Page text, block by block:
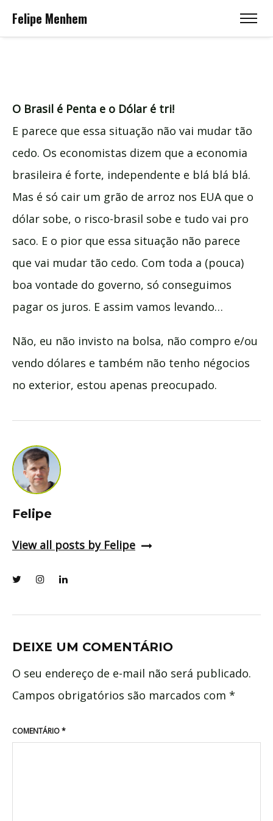
Felipe Menhem
O Brasil é Penta e o Dólar é tri!
E parece que essa situação não vai mudar tão
cedo. Os economistas dizem que a economia
brasileira é forte, independente e blá blá blá.
Mas é só cair um grão de arroz nos EUA que o
dólar sobe, o risco-brasil sobe e tudo vai pro
saco. E o pior que essa situação não parece
que vai mudar tão cedo. Com toda a (pouca)
boa vontade do governo, só conseguimos
pagar os juros. E assim vamos levando…
Não, eu não invisto na bolsa, não compro e/ou
vendo dólares e também não tenho négocios
no exterior, estou apenas preocupado.
Felipe
View all posts by Felipe
DEIXE UM COMENTÁRIO
O seu endereço de e-mail não será publicado.
Campos obrigatórios são marcados com *
COMENTÁRIO*